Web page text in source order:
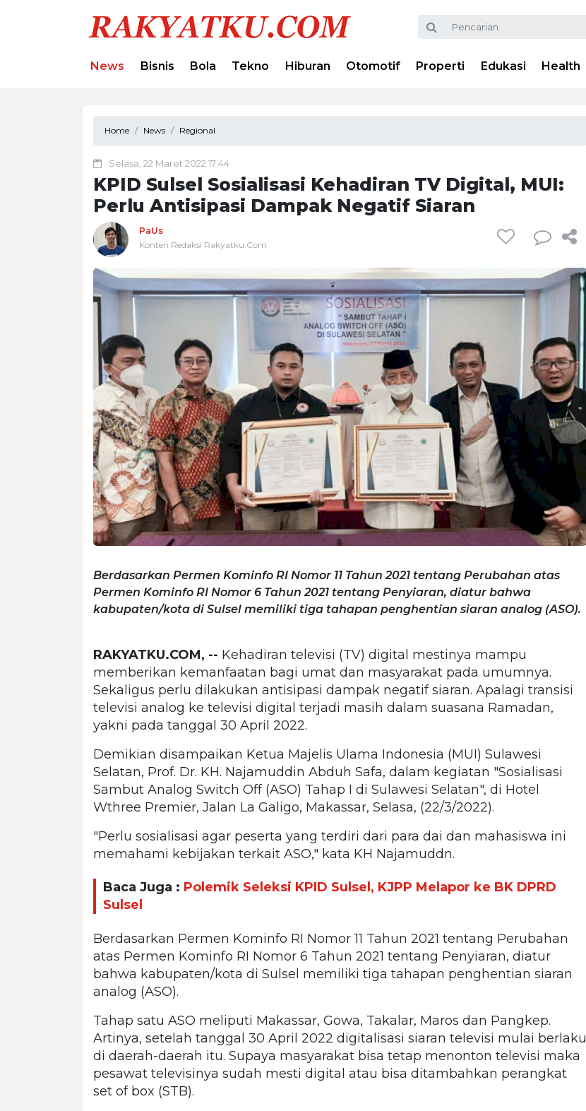
News Bisnis Bola Tekno Hiburan Otomotif Properti Edukasi Health
Home News Regional
Selasa, 22 Maret 2022 17:44
KPID Sulsel Sosialisasi Kehadiran TV Digital, MUI:
Perlu Antisipasi Dampak Negatif Siaran
PaUs
Konten Redaksi Rakyatku.Com
Berdasarkan Permen Kominfo RI Nomor 11 Tahun 2021 tentang Perubahan atas
Permen Kominfo RI Nomor 6 Tahun 2021 tentang Penyiaran, diatur bahwa
kabupaten/kota di Sulsel memiliki tiga tahapan penghentian siaran analog (ASO).
RAKYATKU.COM, -- Kehadiran televisi (TV) digital mestinya mampu
memberikan kemanfaatan bagi umat dan masyarakat pada umumnya.
Sekaligus perlu dilakukan antisipasi dampak negatif siaran. Apalagi transisi
televisi analog ke televisi digital terjadi masih dalam suasana Ramadan,
yakni pada tanggal 30 April 2022.
Demikian disampaikan Ketua Majelis Ulama Indonesia (MUI) Sulawesi
Selatan, Prof. Dr. KH. Najamuddin Abduh Safa, dalam kegiatan "Sosialisasi
Sambut Analog Switch Off (ASO) Tahap I di Sulawesi Selatan", di Hotel
Wthree Premier, Jalan La Galigo, Makassar, Selasa, (22/3/2022).
"Perlu sosialisasi agar peserta yang terdiri dari para dai dan mahasiswa ini
memahami kebijakan terkait ASO," kata KH Najamuddn.
Baca Juga : Polemik Seleksi KPID Sulsel, KJPP Melapor ke BK DPRD
Sulsel
Berdasarkan Permen Kominfo RI Nomor 11 Tahun 2021 tentang Perubahan
atas Permen Kominfo RI Nomor 6 Tahun 2021 tentang Penyiaran, diatur
bahwa kabupaten/kota di Sulsel memiliki tiga tahapan penghentian siaran
analog (ASO).
Tahap satu ASO meliputi Makassar, Gowa, Takalar, Maros dan Pangkep.
Artinya, setelah tanggal 30 April 2022 digitalisasi siaran televisi mulai berlaku
di daerah-daerah itu. Supaya masyarakat bisa tetap menonton televisi maka
pesawat televisinya sudah mesti digital atau bisa ditambahkan perangkat
set of box (STB).